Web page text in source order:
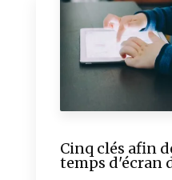
Cinq clés afin
temps d'écran